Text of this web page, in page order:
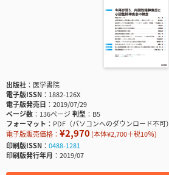
出版社
医学書院
電子版ISSN
1882-126X
電子版発売日
2019/07/29
ページ数
136ページ判型
B5
フォーマット
PDF（パソコンへのダウンロード不可）
電子版販売価格： ¥2,970(本体¥2,700＋税10％)
印刷版ISSN
0488-1281
印刷版発行年月
2019/07